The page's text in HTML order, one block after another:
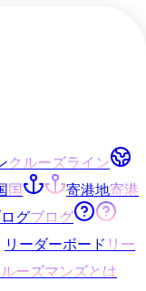
クルーズライン
国 寄港地寄港
グブログ
リーダーボード リー
ーズマンズとは